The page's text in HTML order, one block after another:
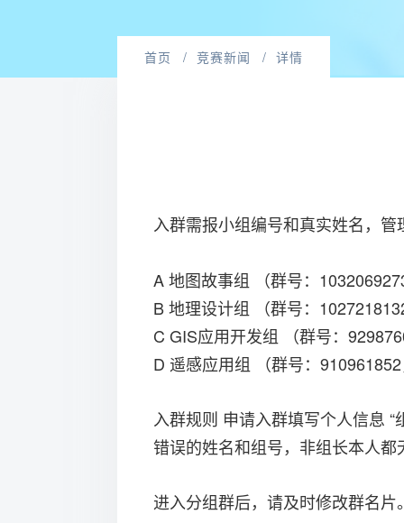
首页 竞赛新闻 详情
入群需报小组编号和真实姓名，
A 地图故事组 （群号：
B 地理设计组 （群号：
C GIS应用开发组 （群号：
D 遥感应用组 （群号：
入群规则 申请入群填写个人信息
错误的姓名和组号，非组长本人都
进入分组群后，请及时修改群名片